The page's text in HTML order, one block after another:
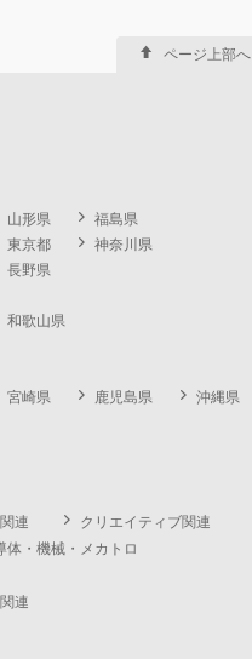
山形県
福島県
東京都
神奈川県
長野県
和歌山県
宮崎県 鹿児島県
沖縄県
連
クリエイティブ関連
体・機械・メカトロ
連
ページ上部へ